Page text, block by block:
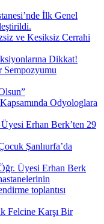
İlk Genel
ve Kesiksiz Cerrahi
Dikkat!
Sempozyumu
Odyologlara
Erhan Berk’ten 29
Şanlıurfa’da
Üyesi Erhan Berk
toplantısı
Felcine Karşı Bir